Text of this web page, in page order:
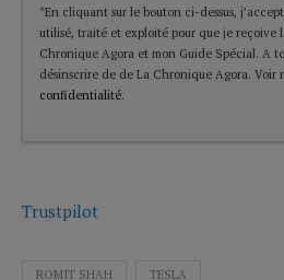
*En cliquant sur le bouton ci-dessus,
utilisé, traité et exploité pour que je reçoive
Chronique Agora et mon Guide Spécial. A
désinscrire de de La Chronique Agora. Voir
confidentialité.
Trustpilot
ROMIT SHAH TESLA